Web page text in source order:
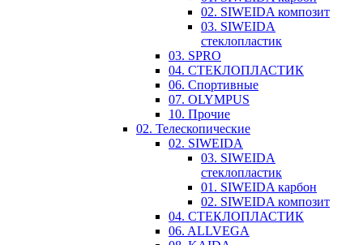
02. SIWEIDA композит
03. SIWEIDA
стеклопластик
03. SPRO
04. СТЕКЛОПЛАСТИК
06. Спортивные
07. OLYMPUS
10. Прочие
02. Телескопические
02. SIWEIDA
03. SIWEIDA
стеклопластик
01. SIWEIDA карбон
02. SIWEIDA композит
04. СТЕКЛОПЛАСТИК
06. ALLVEGA